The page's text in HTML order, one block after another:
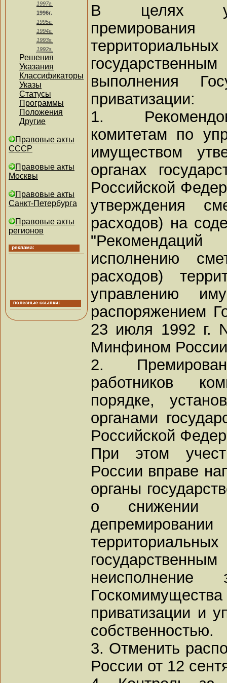
1997г.
1996г.
1995г.
1994г.
1993г.
1992г.
Решения
Указания
Классификаторы
Указы
Статусы
Программы
Положения
Другие
Правовые акты
СССР
Правовые акты
Москвы
Правовые акты
Санкт-Петербурга
Правовые акты
регионов
В целях
выполнения
приватизации:
1.
комитетам по
имуществом
органах
Российской
утверждения
расходов) на
исполнению
расходов)
управлению
распоряжением
23 июля 1992 г.
Минфином
2.
работников
порядке,
органами
Российской
При этом
России вправе
органы
о снижении
приватизации и
собственностью.
3. Отменить
России от 12